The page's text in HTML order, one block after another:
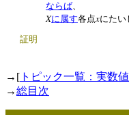
ならば、
Xに属す各点xにたい
証明
→[ トピック一覧：実数
→総目次